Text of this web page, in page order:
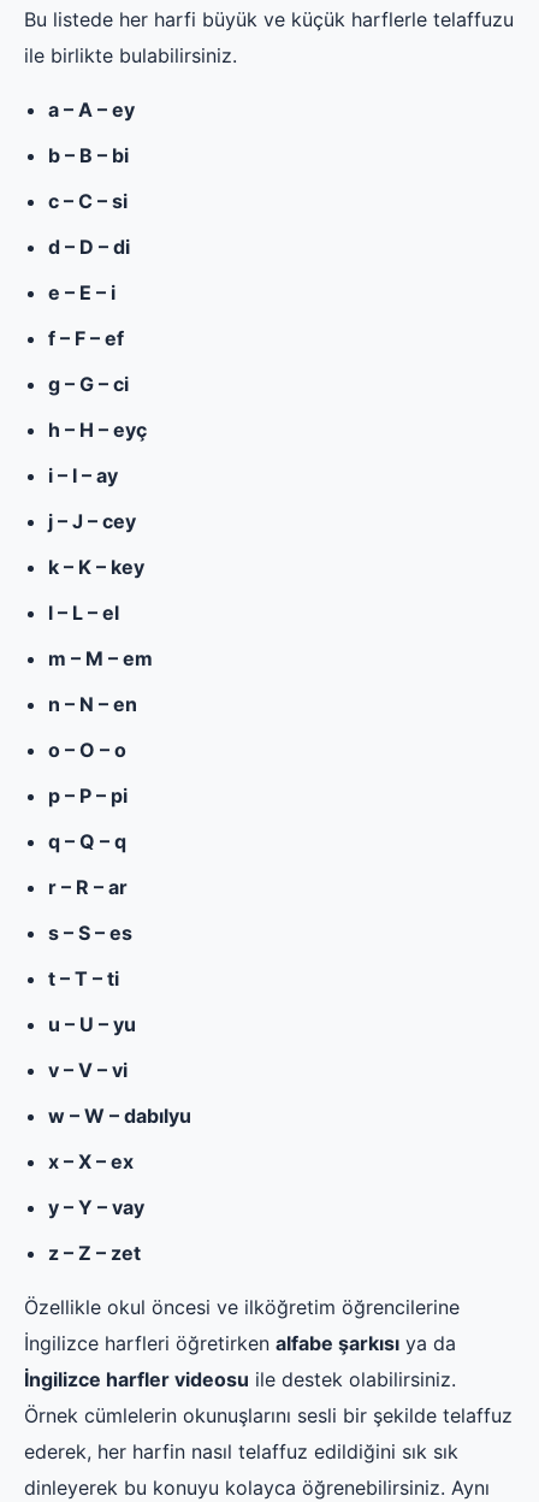
Bu listede her harfi büyük ve küçük harflerle telaffuzu
ile birlikte bulabilirsiniz.
a – A – ey
b – B – bi
c – C – si
d – D – di
e – E – i
f – F – ef
g – G – ci
h – H – eyç
i – I – ay
j – J – cey
k – K – key
l – L – el
m – M – em
n – N – en
o – O – o
p – P – pi
q – Q – q
r – R – ar
s – S – es
t – T – ti
u – U – yu
v – V – vi
w – W – dabılyu
x – X – ex
y – Y – vay
z – Z – zet
Özellikle okul öncesi ve ilköğretim öğrencilerine
İngilizce harfleri öğretirken alfabe şarkısı ya da
İngilizce harfler videosu ile destek olabilirsiniz.
Örnek cümlelerin okunuşlarını sesli bir şekilde telaffuz
ederek, her harfin nasıl telaffuz edildiğini sık sık
dinleyerek bu konuyu kolayca öğrenebilirsiniz. Aynı